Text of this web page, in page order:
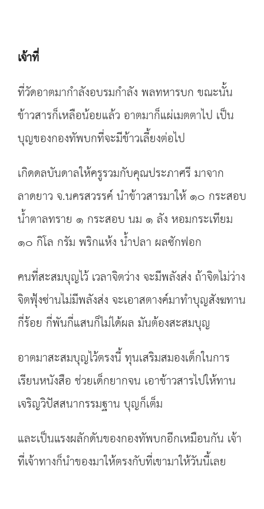
เจ้าที่
ที่วัดอาตมากำลังอบรมกำลัง พลทหารบก ขณะนั้น
ข้าวสารก็เหลือน้อยแล้ว อาตมาก็แผ่เมตตาไป เป็น
บุญของกองทัพบกที่จะมีข้าวเลี้ยงต่อไป
เกิดดลบันดาลให้ครูรวมกับคุณประภาศรี มาจาก
ลาดยาว จ.นครสวรรค์ นำข้าวสารมาให้ ๑๐ กระสอบ
น้ำตาลทราย ๑ กระสอบ นม ๑ ลัง หอมกระเทียม
๑๐ กิโล กรัม พริกแห้ง น้ำปลา ผลซักฟอก
คนที่สะสมบุญไว้ เวลาจิตว่าง จะมีพลังส่ง ถ้าจิตไม่ว่าง
จิตฟุ้งซ่านไม่มีพลังส่ง จะเอาสตางค์มาทำบุญสังฆทาน
กี่ร้อย กี่พันกี่แสนก็ไม่ได้ผล มันต้องสะสมบุญ
อาตมาสะสมบุญไว้ตรงนี้ ทุนเสริมสมองเด็กในการ
เรียนหนังสือ ช่วยเด็กยากจน เอาข้าวสารไปให้ทาน
เจริญวิปัสสนากรรมฐาน บุญก็เต็ม
และเป็นแรงผลักดันของกองทัพบกอีกเหมือนกัน เจ้า
ที่เจ้าทางก็นำของมาให้ตรงกับที่เขามาให้วันนี้เลย